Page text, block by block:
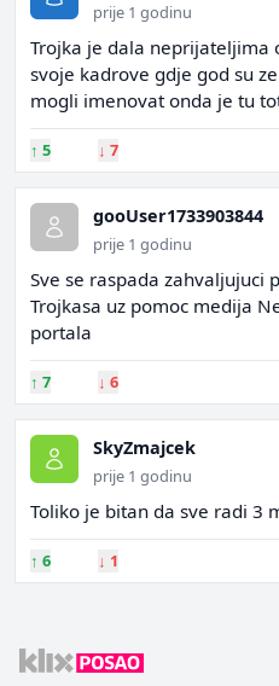
prije 1 godinu
Trojka je dala neprijateljima
svoje kadrove gdje god su
mogli imenovat onda je tu
↑ 5 ↓ 7
gooUser1733903844
prije 1 godinu
Sve se raspada zahvaljujuci
Trojkasa uz pomoc medija
portala
↑ 7 ↓ 6
SkyZmajcek
prije 1 godinu
Toliko je bitan da sve radi 3
↑ 6 ↓ 1